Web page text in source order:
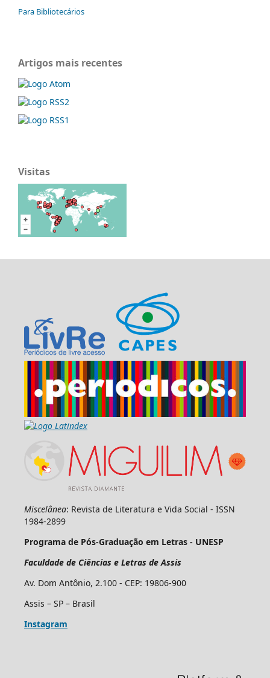
Para Bibliotecários
Artigos mais recentes
Visitas
Miscelânea: Revista de Literatura e Vida Social - ISSN
1984-2899
Programa de Pós-Graduação em Letras - UNESP
Faculdade de Ciências e Letras de Assis
Av. Dom Antônio, 2.100 - CEP: 19806-900
Assis – SP – Brasil
Instagram